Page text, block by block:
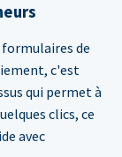
de
c'est
qui permet à
clics, ce
avec